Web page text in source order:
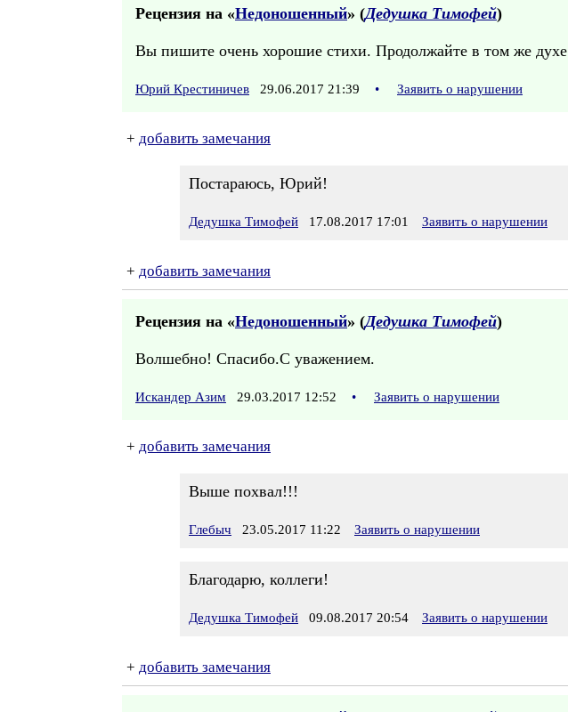
Рецензия на «Недоношенный» (Дедушка Тимофей)
Вы пишите очень хорошие стихи. Продолжайте в том же духе
Юрий Крестиничев 29.06.2017 21:39 • Заявить о нарушении
+ добавить замечания
Постараюсь, Юрий!
Дедушка Тимофей 17.08.2017 17:01 Заявить о нарушении
+ добавить замечания
Рецензия на «Недоношенный» (Дедушка Тимофей)
Волшебно! Спасибо.С уважением.
Искандер Азим 29.03.2017 12:52 • Заявить о нарушении
+ добавить замечания
Выше похвал!!!
Глебыч 23.05.2017 11:22 Заявить о нарушении
Благодарю, коллеги!
Дедушка Тимофей 09.08.2017 20:54 Заявить о нарушении
+ добавить замечания